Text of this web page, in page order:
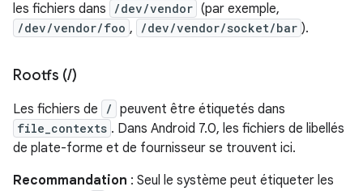
les fichiers dans
/dev/vendor (par exemple,
/dev/vendor/foo , /dev/vendor/socket/bar ).
Rootfs (/)
Les fichiers de / peuvent être étiquetés dans
file_contexts . Dans Android 7.0, les fichiers de libellés
de plate-forme et de fournisseur se trouvent ici.
Recommandation : Seul le système peut étiqueter les